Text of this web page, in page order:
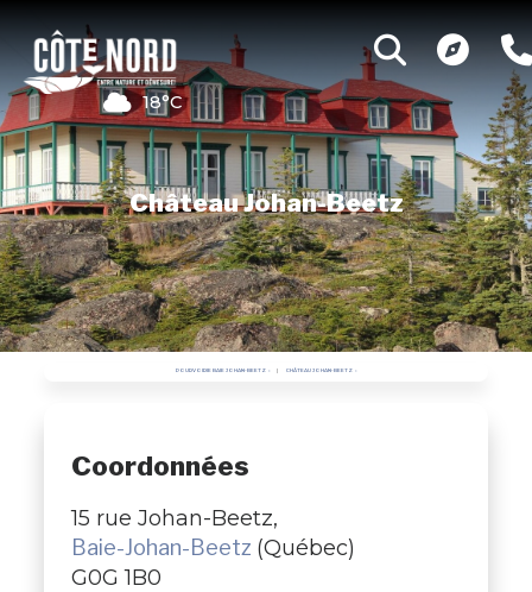
18°C
Château Johan-Beetz
POURVOIRIE BAIE JOHAN-BEETZ CHÂTEAU JOHAN-BEETZ
Coordonnées
15 rue Johan-Beetz,
Baie-Johan-Beetz (Québec)
G0G 1B0